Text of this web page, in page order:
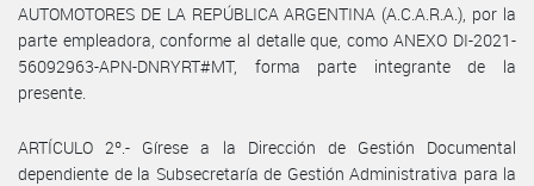
AUTOMOTORES DE LA REPÚBLICA ARGENTINA (A.C.A.R.A.), por la
parte empleadora, conforme al detalle que, como ANEXO DI-2021-
56092963-APN-DNRYRT#MT, forma parte integrante de la
presente.
ARTÍCULO 2º.- Gírese a la Dirección de Gestión Documental
dependiente de la Subsecretaría de Gestión Administrativa para la